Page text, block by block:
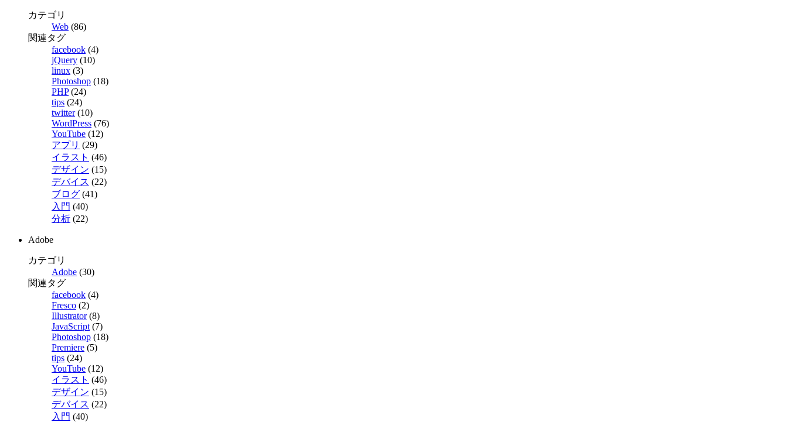
カテゴリ
Web (86)
関連タグ
facebook (4)
jQuery (10)
linux (3)
Photoshop (18)
PHP(24)
tips (24)
twitter(10)
WordPress (76)
YouTube (12)
アプリ (29)
イラスト (46)
デザイン (15)
デバイス (22)
ブログ (41)
入門 (40)
分析 (22)
Adobe
カテゴリ
Adobe (30)
関連タグ
facebook (4)
Fresco (2)
Illustrator(8)
JavaScript (7)
Photoshop (18)
Premiere (5)
tips (24)
YouTube (12)
イラスト (46)
デザイン (15)
デバイス (22)
入門 (40)